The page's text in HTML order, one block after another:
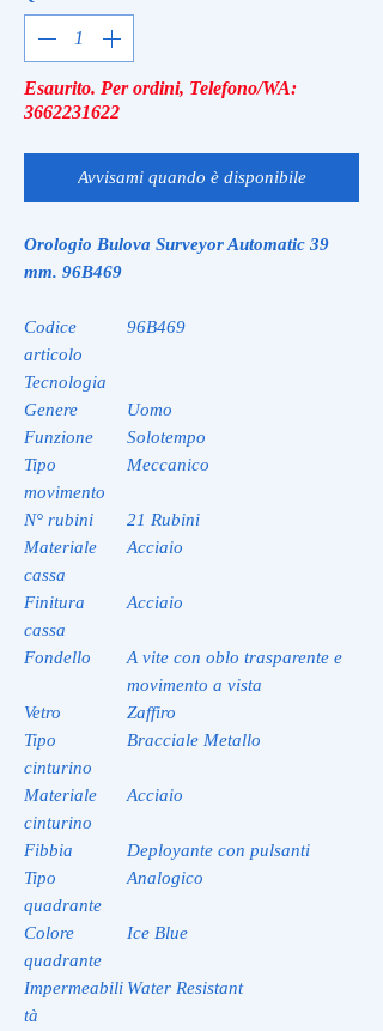
Esaurito. Per ordini, Telefono/WA:
3662231622
Avvisami quando è disponibile
Orologio Bulova Surveyor Automatic 39
mm. 96B469
Codice
articolo
96B469
Tecnologia
Genere
Uomo
Funzione
Solotempo
Tipo
movimento
Meccanico
N° rubini
21 Rubini
Materiale
cassa
Acciaio
Finitura
cassa
Acciaio
Fondello
A vite con oblo trasparente e
movimento a vista
Vetro
Zaffiro
Tipo
cinturino
Bracciale Metallo
Materiale
cinturino
Acciaio
Fibbia
Deployante con pulsanti
Tipo
quadrante
Analogico
Colore
quadrante
Ice Blue
Impermeabili
tà
Water Resistant